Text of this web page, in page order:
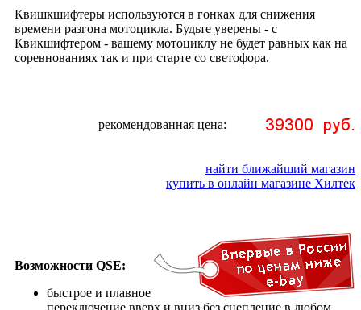
Квишкшифтеры используются в гонках для снижения
времени разгона мотоцикла. Будьте уверены - с
Квикшифтером - вашему мотоциклу не будет равных как на
соревнованиях так и при старте со светофора.
рекомендованная цена:
найти ближайший магазин
купить в онлайн магазине Хилтек
Возможности QSE:
быстрое и плавное